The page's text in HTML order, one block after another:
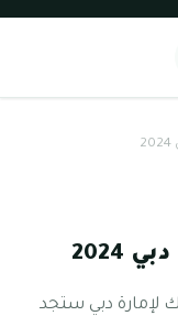
لإمارة دبي ستجد